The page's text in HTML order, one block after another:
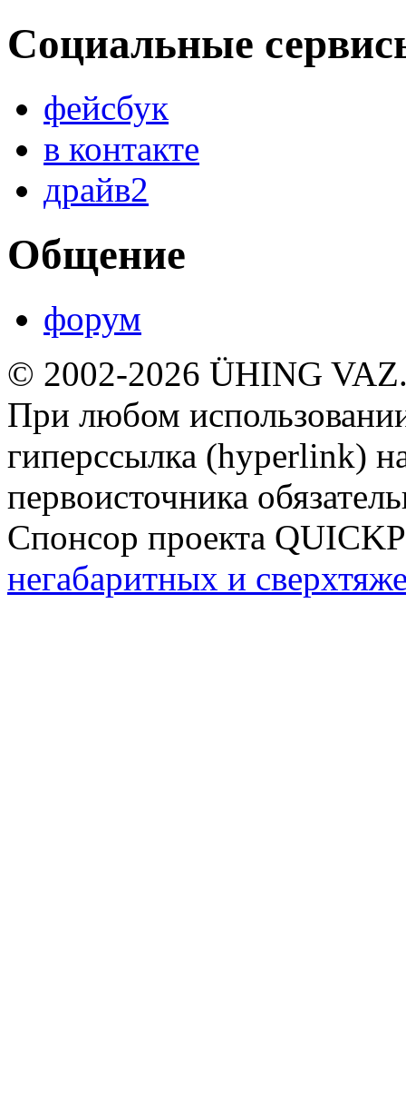
Социальные
фейсбук
в контакте
драйв2
Общение
форум
© 2002-2026 ÜHING
При любом
гиперссылка (hyperlink)
первоисточника
Спонсор проекта
негабаритных и